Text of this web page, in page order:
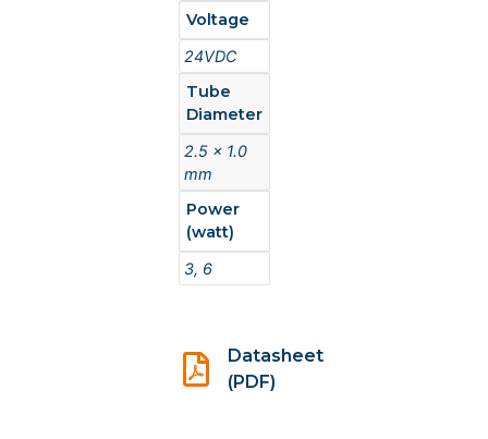
Voltage
24VDC
Tube
Diameter
2.5 x 1.0
mm
Power
(watt)
3, 6
Datasheet
(PDF)